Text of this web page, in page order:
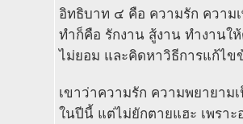
อิทธิบาท ๔ คือ ความรัก ความ
ทำก็คือ รักงาน สู้งาน ทำงานใ
ไม่ยอม และคิดหาวิธีการแก้ไข
เขาว่าความรัก ความพยายา
ในปีนี้ แต่ไม่ยักตายแฮะ เพรา